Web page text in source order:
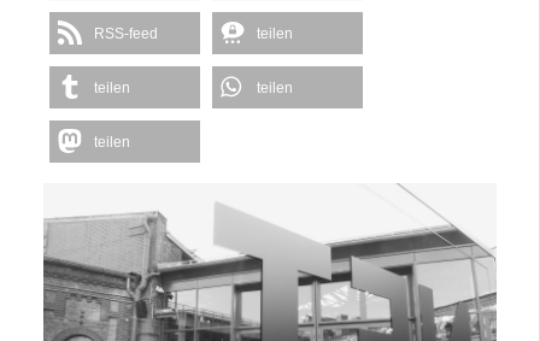
RSS-feed teilen
teilen teilen
teilen